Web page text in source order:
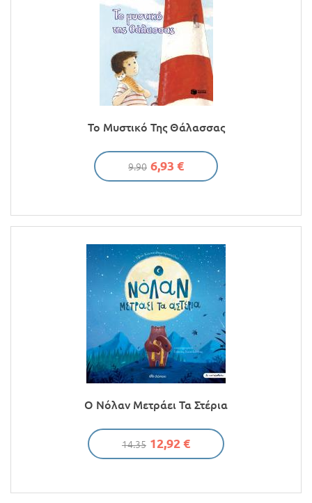
Το Μυστικό Της Θάλασσας
9.90 6,93 €
Ο Νόλαν Μετράει Τα Στέρια
14.35 12,92 €